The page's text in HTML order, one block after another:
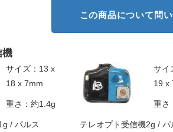
この商品について問
機
サイズ：13 x
18 x 7mm
重さ：約1.4g
/ パルス
サイ
19 x
重さ
テレオプト受信機2g / パ